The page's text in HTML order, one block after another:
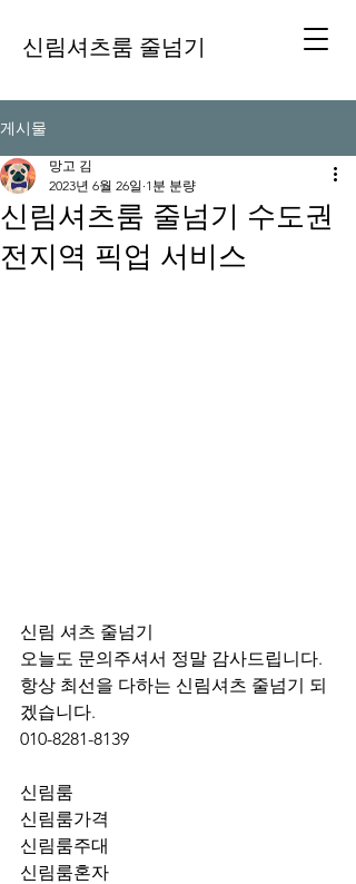
신림셔츠룸 줄넘기
게시물
신림셔츠룸 줄넘기 수도권
전지역 픽업 서비스
망고 김
2023년 6월 26일 1분 분량
신림 셔츠 줄넘기
오늘도 문의주셔서 정말 감사드립니다.
항상 최선을 다하는 신림셔츠 줄넘기 되
겠습니다.
010-8281-8139
신림룸
신림룸가격
신림룸주대
신림룸혼자